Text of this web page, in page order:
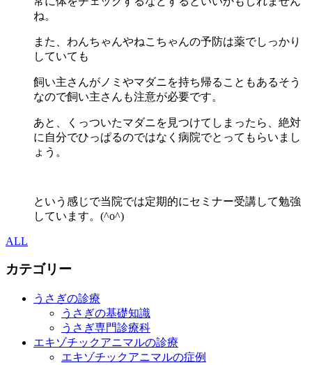
ね。
また、わんちゃんやねこちゃんの予防は薬でしっかり
していても
飼い主さんがノミやマダニを持ち帰ることもあるそう
なので飼い主さんも注意が必要です。
あと、くっついたマダニを見つけてしまったら、絶対
に自分でひっぱるのではなく病院でとってもらいまし
ょう。
という感じで当院では定期的にセミナー受講して勉強
しています。(^o^)
ALL
カテゴリー
うさぎの診療
うさぎの基礎知識
うさぎ専門診療科
エキゾチックアニマルの診療
エキゾチックアニマルの症例